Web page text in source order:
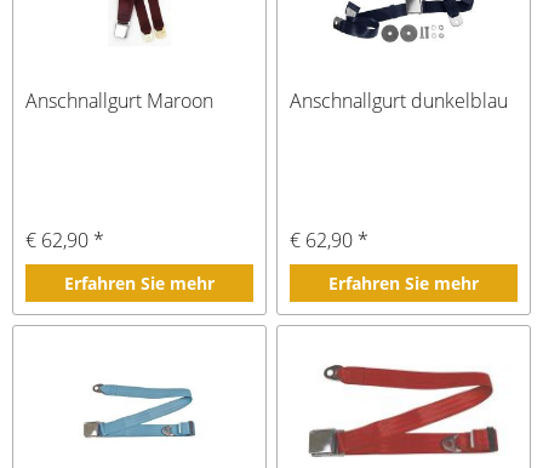
Anschnallgurt Maroon
€ 62,90 *
Erfahren Sie mehr
Anschnallgurt dunkelblau
€ 62,90 *
Erfahren Sie mehr